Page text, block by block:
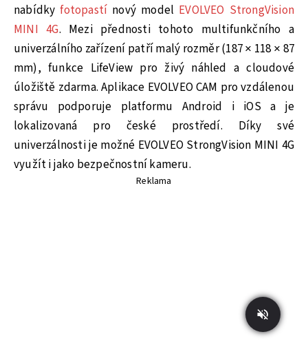
nabídkyfotopastí nový model EVOLVEO StrongVision
MINI 4G. Mezi přednosti tohoto multifunkčního a
univerzálního zařízení patří malý rozměr (187 × 118 × 87
mm), funkce LifeView pro živý náhled a cloudové
úložiště zdarma. Aplikace EVOLVEO CAM pro vzdálenou
správu podporuje platformu Android i iOS a je
lokalizovaná pro české prostředí. Díky své
univerzálnosti je možné EVOLVEO StrongVision MINI 4G
využít i jako bezpečnostní kameru.
Reklama